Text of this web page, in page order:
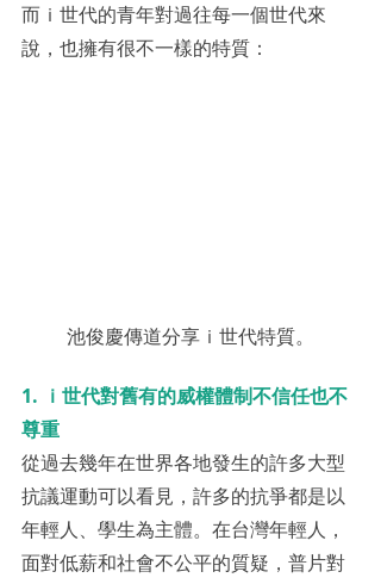
而ｉ世代的青年對過往每一個世代來
說，也擁有很不一樣的特質：
池俊慶傳道分享ｉ世代特質。
1. ｉ世代對舊有的威權體制不信任也不
尊重
從過去幾年在世界各地發生的許多大型
抗議運動可以看見，許多的抗爭都是以
年輕人、學生為主體。在台灣年輕人，
面對低薪和社會不公平的質疑，普片對